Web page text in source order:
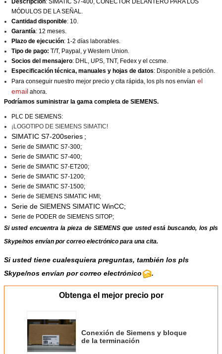
MÓDULOS DE LA SEÑAL.
Cantidad disponible: 10.
Garantía: 12 meses.
Plazo de ejecución: 1-2 días laborables.
Tipo de pago: T/T, Paypal, y Western Union.
Socios del mensajero: DHL, UPS, TNT, Fedex y el ccsme.
Especificación técnica, manuales y hojas de datos: Disponible a petición.
Para conseguir nuestro mejor precio y cita rápida, los pls nos envían el
email ahora.
Podríamos suministrar la gama completa de SIEMENS.
PLC DE SIEMENS:
¡LOGOTIPO DE SIEMENS SIMATIC!
SIMATIC S7-200series ;
Serie de SIMATIC S7-300;
Serie de SIMATIC S7-400;
Serie de SIMATIC S7-ET200;
Serie de SIMATIC S7-1200;
Serie de SIMATIC S7-1500;
Serie de SIEMENS SIMATIC HMI;
Serie de SIEMENS SIMATIC WinCC;
Serie de PODER de SIEMENS SITOP;
Si usted encuentra la pieza de SIEMENS que usted está buscando, los pls
Skype/nos envían por correo electrónico para una cita.
Si usted tiene cualesquiera preguntas, también los pls
Skype/nos envían por correo electrónico
.
Obtenga el mejor precio por
Conexión de Siemens y bloque
de la terminación